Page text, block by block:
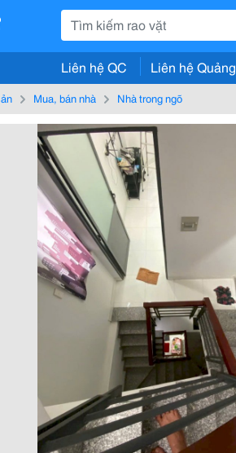
Liên hệ QC Liên hệ
Mua, bán nhà Nhà trong ngõ